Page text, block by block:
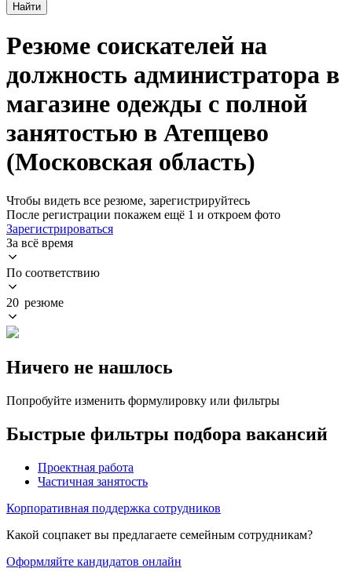
Найти
Резюме соискателей на
должность администратора в
магазине одежды с полной
занятостью в Атепцево
(Московская область)
Чтобы видеть все резюме, зарегистрируйтесь
После регистрации покажем ещё 1 и откроем фото
Зарегистрироваться
За всё время
По соответствию
20 резюме
Ничего не нашлось
Попробуйте изменить формулировку или фильтры
Быстрые фильтры подбора вакансий
Проектная работа
Частичная занятость
Корпоративная поддержка сотрудников
Какой соцпакет вы предлагаете семейным сотрудникам?
Оформляйте кандидатов онлайн